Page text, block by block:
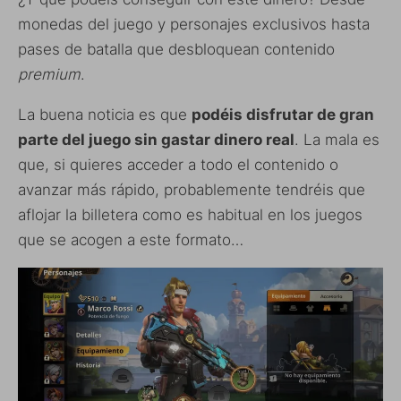
monedas del juego y personajes exclusivos hasta
pases de batalla que desbloquean contenido
premium.
La buena noticia es que podéis disfrutar de gran
parte del juego sin gastar dinero real. La mala es
que, si quieres acceder a todo el contenido o
avanzar más rápido, probablemente tendréis que
aflojar la billetera como es habitual en los juegos
que se acogen a este formato…